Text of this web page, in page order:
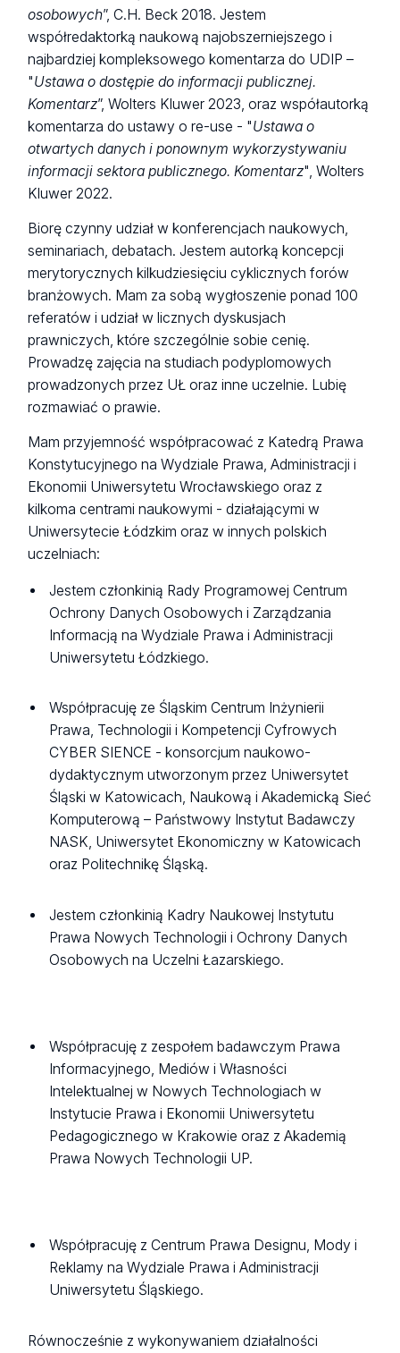
osobowych”, C.H. Beck 2018. Jestem
współredaktorką naukową najobszerniejszego i
najbardziej kompleksowego komentarza do UDIP –
"Ustawa o dostępie do informacji publicznej.
Komentarz”, Wolters Kluwer 2023, oraz współautorką
komentarza do ustawy o re-use - "Ustawa o
otwartych danych i ponownym wykorzystywaniu
informacji sektora publicznego. Komentarz", Wolters
Kluwer 2022.
Biorę czynny udział w konferencjach naukowych,
seminariach, debatach. Jestem autorką koncepcji
merytorycznych kilkudziesięciu cyklicznych forów
branżowych. Mam za sobą wygłoszenie ponad 100
referatów i udział w licznych dyskusjach
prawniczych, które szczególnie sobie cenię.
Prowadzę zajęcia na studiach podyplomowych
prowadzonych przez UŁ oraz inne uczelnie. Lubię
rozmawiać o prawie.
Mam przyjemność współpracować z Katedrą Prawa
Konstytucyjnego na Wydziale Prawa, Administracji i
Ekonomii Uniwersytetu Wrocławskiego oraz z
kilkoma centrami naukowymi - działającymi w
Uniwersytecie Łódzkim oraz w innych polskich
uczelniach:
Jestem członkinią Rady Programowej Centrum
Ochrony Danych Osobowych i Zarządzania
Informacją na Wydziale Prawa i Administracji
Uniwersytetu Łódzkiego.
Współpracuję ze Śląskim Centrum Inżynierii
Prawa, Technologii i Kompetencji Cyfrowych
CYBER SIENCE - konsorcjum naukowo-
dydaktycznym utworzonym przez Uniwersytet
Śląski w Katowicach, Naukową i Akademicką Sieć
Komputerową – Państwowy Instytut Badawczy
NASK, Uniwersytet Ekonomiczny w Katowicach
oraz Politechnikę Śląską.
Jestem członkinią Kadry Naukowej Instytutu
Prawa Nowych Technologii i Ochrony Danych
Osobowych na Uczelni Łazarskiego.
Współpracuję z zespołem badawczym Prawa
Informacyjnego, Mediów i Własności
Intelektualnej w Nowych Technologiach w
Instytucie Prawa i Ekonomii Uniwersytetu
Pedagogicznego w Krakowie oraz z Akademią
Prawa Nowych Technologii UP.
Współpracuję z Centrum Prawa Designu, Mody i
Reklamy na Wydziale Prawa i Administracji
Uniwersytetu Śląskiego.
Równocześnie z wykonywaniem działalności